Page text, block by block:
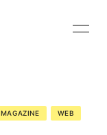
MAGAZINE WEB